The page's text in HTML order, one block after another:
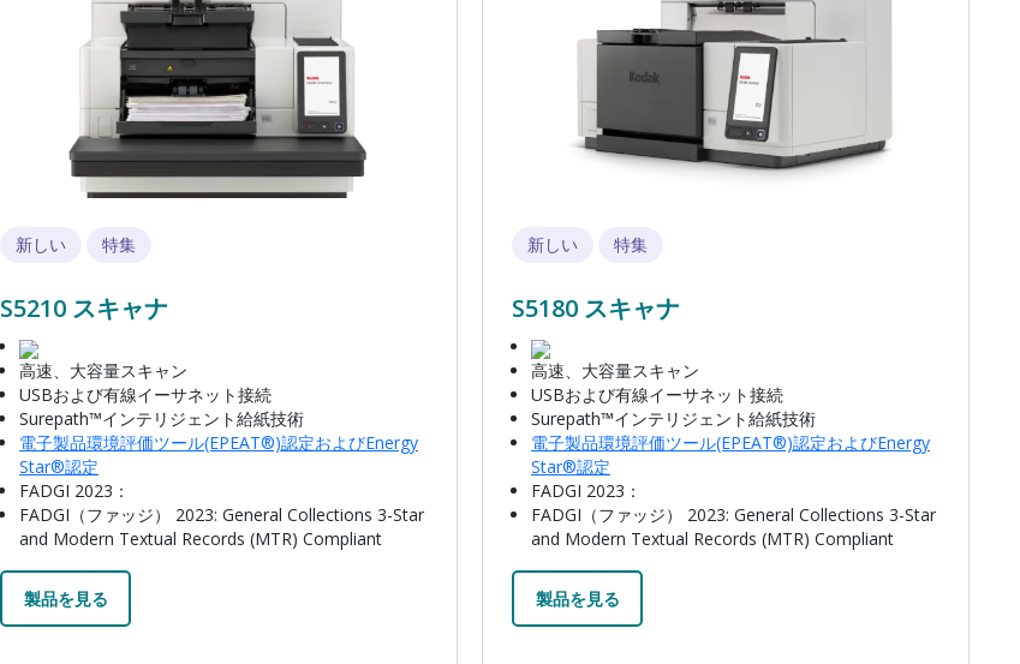
新しい 特集
S5210 スキャナ
高速、大容量スキャン
USBおよび有線イーサネット接続
Surepath™インテリジェント給紙技術
電子製品環境評価ツール(EPEAT®)認定およびEnergy
Star®認定
FADGI 2023：
FADGI（ファッジ） 2023: General Collections 3-Star
and Modern Textual Records (MTR) Compliant
製品を見る
新しい 特集
S5180 スキャナ
高速、大容量スキャン
USBおよび有線イーサネット接続
Surepath™インテリジェント給紙技術
電子製品環境評価ツール(EPEAT®)認定およびEnergy
Star®認定
FADGI 2023：
FADGI（ファッジ） 2023: General Collections 3-Star
and Modern Textual Records (MTR) Compliant
製品を見る